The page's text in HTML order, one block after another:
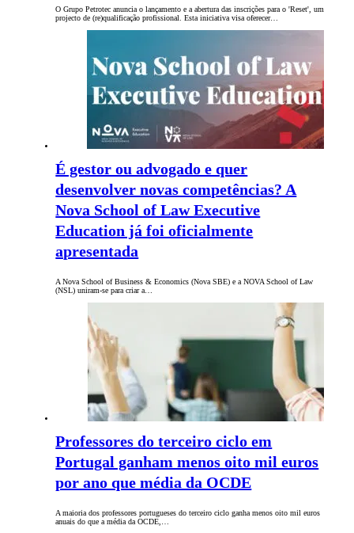
O Grupo Petrotec anuncia o lançamento e a abertura das inscrições para o 'Reset', um
projecto de (re)qualificação profissional. Esta iniciativa visa oferecer…
É gestor ou advogado e quer
desenvolver novas competências? A
Nova School of Law Executive
Education já foi oficialmente
apresentada
A Nova School of Business & Economics (Nova SBE) e a NOVA School of Law
(NSL) uniram-se para criar a…
Professores do terceiro ciclo em
Portugal ganham menos oito mil euros
por ano que média da OCDE
A maioria dos professores portugueses do terceiro ciclo ganha menos oito mil euros
anuais do que a média da OCDE,…